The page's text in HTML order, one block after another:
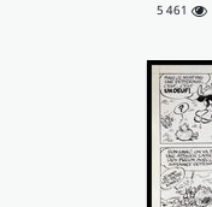
5 461